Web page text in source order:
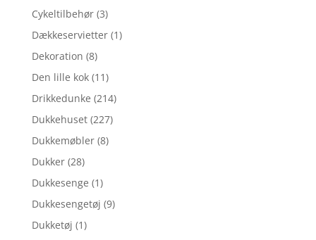
Cykeltilbehør (3)
Dækkeservietter (1)
Dekoration (8)
Den lille kok (11)
Drikkedunke (214)
Dukkehuset (227)
Dukkemøbler (8)
Dukker (28)
Dukkesenge (1)
Dukkesengetøj (9)
Dukketøj (1)